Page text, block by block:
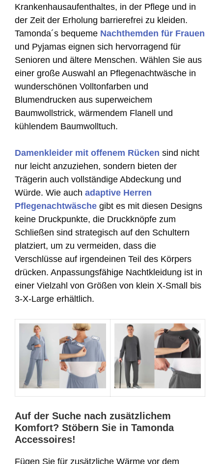
Krankenhausaufenthaltes, in der Pflege und in
der Zeit der Erholung barrierefrei zu kleiden.
Tamonda´s bequeme Nachthemden für Frauen
und Pyjamas eignen sich hervorragend für
Senioren und ältere Menschen. Wählen Sie aus
einer große Auswahl an Pflegenachtwäsche in
wunderschönen Volltonfarben und
Blumendrucken aus superweichem
Baumwollstrick, wärmendem Flanell und
kühlendem Baumwolltuch.
Damenkleider mit offenem Rücken sind nicht
nur leicht anzuziehen, sondern bieten der
Trägerin auch vollständige Abdeckung und
Würde. Wie auch adaptive Herren
Pflegenachtwäsche gibt es mit diesen Designs
keine Druckpunkte, die Druckknöpfe zum
Schließen sind strategisch auf den Schultern
platziert, um zu vermeiden, dass die
Verschlüsse auf irgendeinen Teil des Körpers
drücken. Anpassungsfähige Nachtkleidung ist in
einer Vielzahl von Größen von klein X-Small bis
3-X-Large erhältlich.
Auf der Suche nach zusätzlichem
Komfort? Stöbern Sie in Tamonda
Accessoires!
Fügen Sie für zusätzliche Wärme vor dem